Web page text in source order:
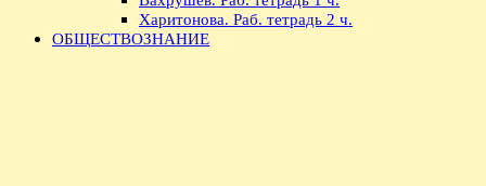
Харитонова. Раб. тетрадь 2 ч.
ОБЩЕСТВОЗНАНИЕ